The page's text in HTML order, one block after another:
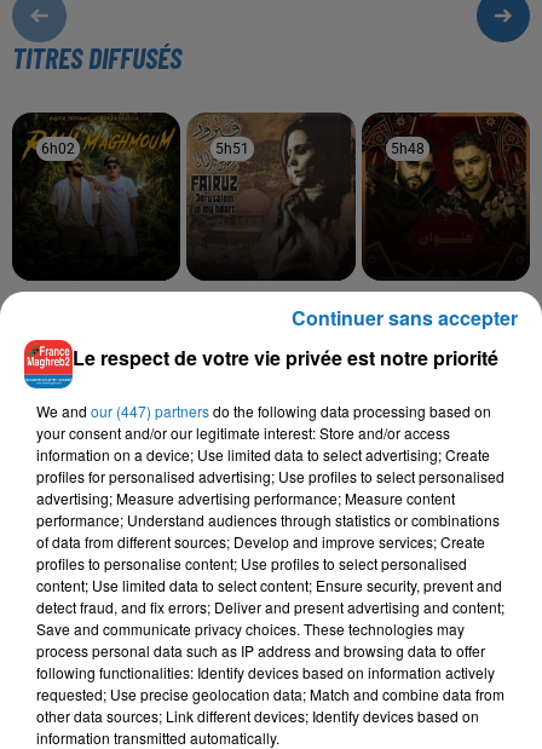
TITRES DIFFUSÉS
6h02
6h02
Rani Maghmoum
5h51
5h51
Al Quds Jerusalem
5h48
5h48
L7or
L'HOROSCOPE
Bélier Taureau Gémeaux
Le respect de votre vie privée est notre priorité
We and our (447) partnersdo the following data processing based on
your consent and/or our legitimate interest: Store and/or access
information on a device; Use limited data to select advertising; Create
profiles for personalised advertising; Use profiles to select personalised
advertising; Measure advertising performance; Measure content
performance; Understand audiences through statistics or combinations
of data from different sources; Develop and improve services; Create
profiles to personalise content; Use profiles to select personalised
content; Use limited data to select content; Ensure security, prevent and
detect fraud, and fix errors; Deliver and present advertising and content;
Save and communicate privacy choices. These technologies may
process personal data such as IP address and browsing data to offer
following functionalities: Identify devices based on information actively
requested; Use precise geolocation data; Match and combine data from
other data sources; Link different devices; Identify devices based on
information transmitted automatically.
Continuer sans accepter